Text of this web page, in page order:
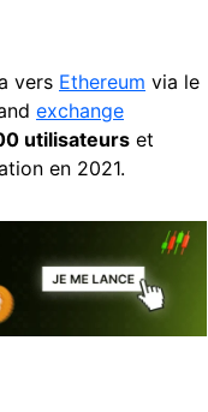
vers Ethereum via le
exchange
utilisateurs et
en 2021.